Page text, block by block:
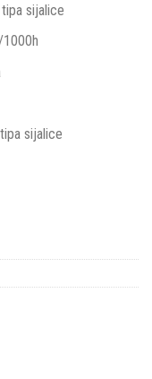
sijalice
sijalice